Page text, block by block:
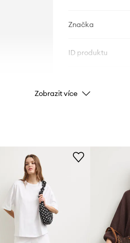
Značka
ID produktu
Zobrazit více